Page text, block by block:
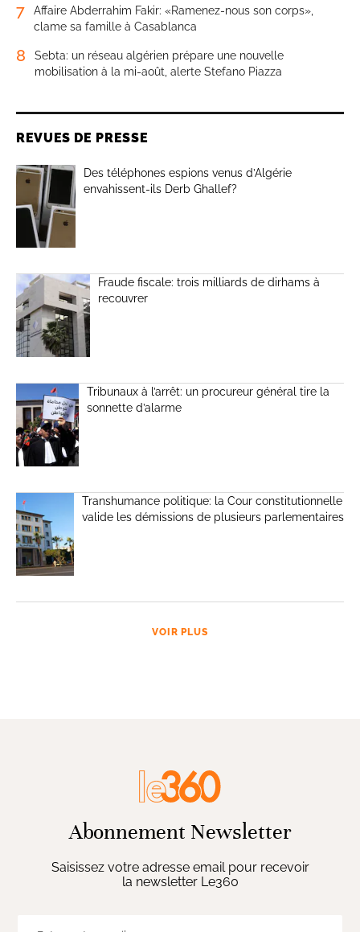
7
Affaire Abderrahim Fakir: «Ramenez-nous son corps»,
clame sa famille à Casablanca
8
Sebta: un réseau algérien prépare une nouvelle
mobilisation à la mi-août, alerte Stefano Piazza
REVUES DE PRESSE
Des téléphones espions venus d’Algérie
envahissent-ils Derb Ghallef?
Fraude fiscale: trois milliards de dirhams à
recouvrer
Tribunaux à l’arrêt: un procureur général tire la
sonnette d’alarme
Transhumance politique: la Cour constitutionnelle
valide les démissions de plusieurs parlementaires
VOIR PLUS
Abonnement Newsletter
Saisissez votre adresse email pour recevoir
la newsletter Le360